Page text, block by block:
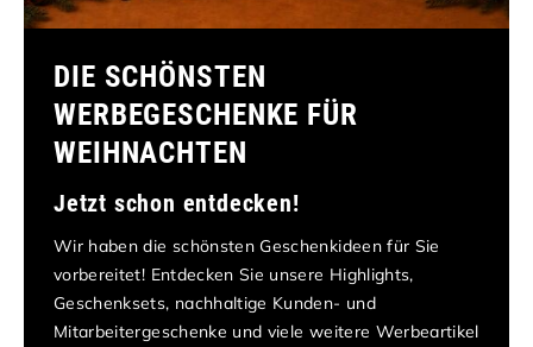
DIE SCHÖNSTEN
WERBEGESCHENKE FÜR
WEIHNACHTEN
Jetzt schon entdecken!
Wir haben die schönsten Geschenkideen für Sie
vorbereitet! Entdecken Sie unsere Highlights,
Geschenksets, nachhaltige Kunden- und
Mitarbeitergeschenke und viele weitere Werbeartikel